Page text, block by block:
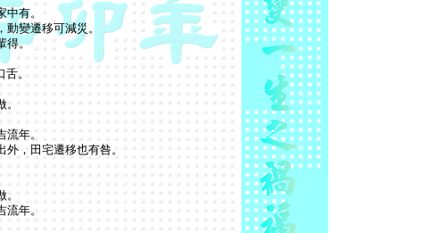
有。
變遷移可減災。
得。
舌。
年。
，田宅遷移也有咎。
年。